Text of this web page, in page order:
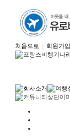
처음으로 회원가입